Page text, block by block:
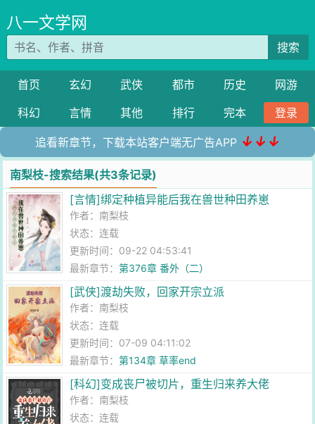
八一文学网
搜索
首页 玄幻 武侠 都市 历史
网游
科幻
言情 其他 排行 完本 登录
追看新章节，下载本站客户端无广告APP ↓↓↓
南梨枝-搜索结果(共3条记录)
[言情]绑定种植异能后我在兽世种田养崽
作者： 南梨枝
状态：连载
更新时间：09-22 04:53:41
最新章节：第376章 番外（二）
[武侠]渡劫失败，回家开宗立派
作者： 南梨枝
状态：连载
更新时间：07-09 04:11:02
最新章节：第134章 草率end
[科幻]变成丧尸被切片，重生归来养大佬
作者： 南梨枝
状态：连载